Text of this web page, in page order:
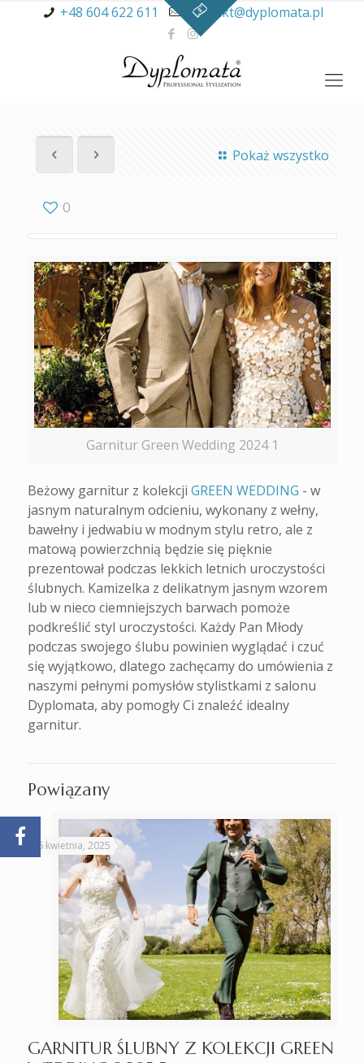
+48 604 622 611 kontakt@dyplomata.pl
Pokaż wszystko
0
Garnitur Green Wedding 2024 1
Beżowy garnitur z kolekcji GREEN WEDDING - w
jasnym naturalnym odcieniu, wykonany z wełny,
bawełny i jedwabiu w modnym stylu retro, ale z
matową powierzchnią będzie się pięknie
prezentował podczas lekkich letnich uroczystości
ślubnych. Kamizelka z delikatnym jasnym wzorem
lub w nieco ciemniejszych barwach pomoże
podkreślić styl uroczystości. Każdy Pan Młody
podczas swojego ślubu powinien wyglądać i czuć
się wyjątkowo, dlatego zachęcamy do umówienia z
naszymi pełnymi pomysłów stylistkami z salonu
Dyplomata, aby pomogły Ci znaleźć idealny
garnitur.
Powiązany
16 kwietnia, 2025
GARNITUR ŚLUBNY Z KOLEKCJI GREEN